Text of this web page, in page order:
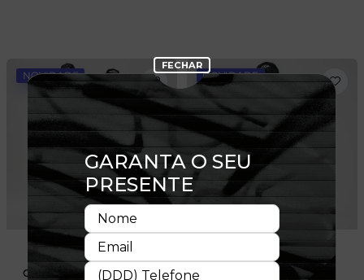
NOVIDADE
Camiseta Regular New York
NOVIDADE
Camiseta Regular Red Bull